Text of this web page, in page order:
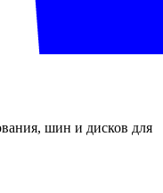
шин и дисков для